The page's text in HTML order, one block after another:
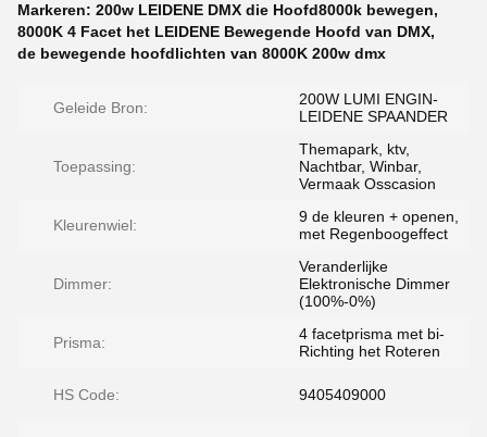
Markeren: 200w LEIDENE DMX die Hoofd8000k bewegen,
8000K 4 Facet het LEIDENE Bewegende Hoofd van DMX,
de bewegende hoofdlichten van 8000K 200w dmx
Geleide Bron:
200W LUMI ENGIN-
LEIDENE SPAANDER
Toepassing:
Themapark, ktv,
Nachtbar, Winbar,
Vermaak Osscasion
Kleurenwiel:
9 de kleuren + openen,
met Regenboogeffect
Dimmer:
Veranderlijke
Elektronische Dimmer
(100%-0%)
Prisma:
4 facetprisma met bi-
Richting het Roteren
HS Code: 9405409000